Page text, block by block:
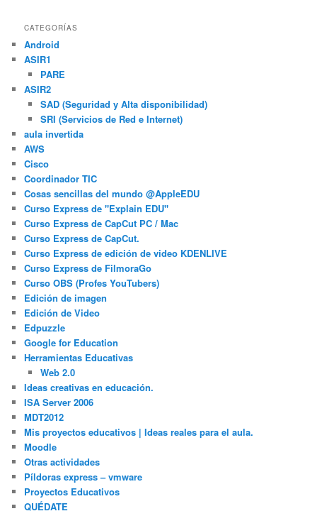
CATEGORÍAS
Android
ASIR1
PARE
ASIR2
SAD (Seguridad y Alta disponibilidad)
SRI (Servicios de Red e Internet)
aula invertida
AWS
Cisco
Coordinador TIC
Cosas sencillas del mundo @AppleEDU
Curso Express de "Explain EDU"
Curso Express de CapCut PC / Mac
Curso Express de CapCut.
Curso Express de edición de video KDENLIVE
Curso Express de FilmoraGo
Curso OBS (Profes YouTubers)
Edición de imagen
Edición de Video
Edpuzzle
Google for Education
Herramientas Educativas
Web 2.0
Ideas creativas en educación.
ISA Server 2006
MDT2012
Mis proyectos educativos | Ideas reales para el aula.
Moodle
Otras actividades
Píldoras express – vmware
Proyectos Educativos
QUÉDATE